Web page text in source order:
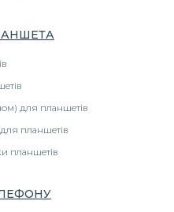
для планшетів
планшетів
планшетів